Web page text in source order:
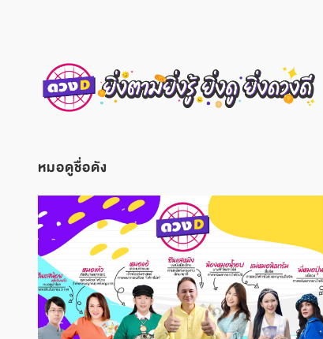
หมอดูชื่อดัง